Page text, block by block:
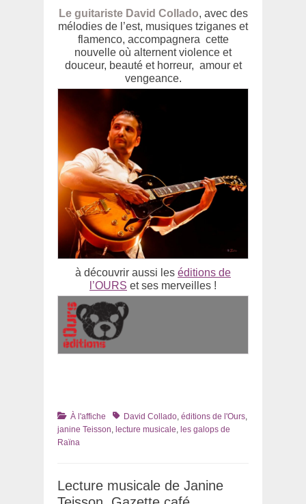
Le guitariste David Collado, avec des
mélodies de l’est, musiques tziganes et
flamenco, accompagnera cette
nouvelle où alternent violence et
douceur, beauté et horreur, amour et
vengeance.
à découvrir aussi les éditions de
l’OURS et ses merveilles !
Catégories
À l'affiche TagsDavid Collado, éditions de l'Ours,
janine Teisson, lecture musicale, les galops de
Raïna
Lecture musicale de Janine